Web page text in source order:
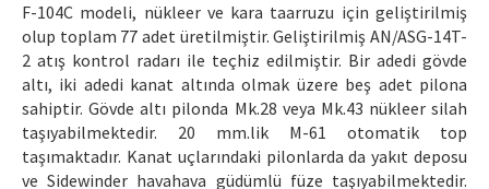
F-104C modeli, nükleer ve kara taarruzu için geliştirilmiş
olup toplam 77 adet üretilmiştir. Geliştirilmiş AN/ASG-14T-
2 atış kontrol radarı ile teçhiz edilmiştir. Bir adedi gövde
altı, iki adedi kanat altında olmak üzere beş adet pilona
sahiptir. Gövde altı pilonda Mk.28 veya Mk.43 nükleer silah
taşıyabilmektedir. 20 mm.lik M-61 otomatik top
taşımaktadır. Kanat uçlarındaki pilonlarda da yakıt deposu
ve Sidewinder havahava güdümlü füze taşıyabilmektedir.